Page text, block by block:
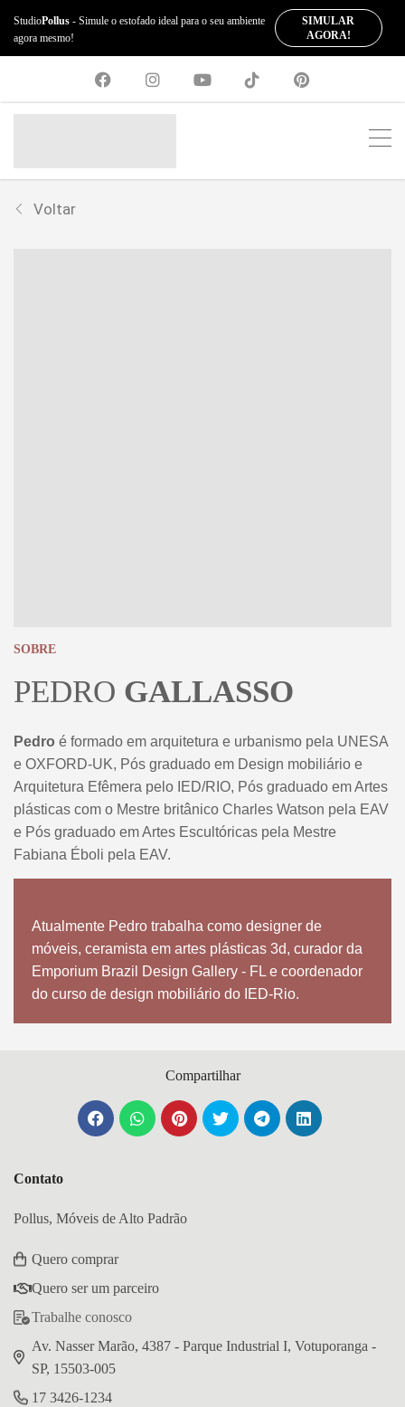
StudioPollus - Simule o estofado ideal para o seu ambiente
agora mesmo!
SIMULAR
AGORA!
Voltar
SOBRE
PEDRO GALLASSO
Pedro é formado em arquitetura e urbanismo pela UNESA
e OXFORD-UK, Pós graduado em Design mobiliário e
Arquitetura Efêmera pelo IED/RIO, Pós graduado em Artes
plásticas com o Mestre britânico Charles Watson pela EAV
e Pós graduado em Artes Escultóricas pela Mestre
Fabiana Éboli pela EAV.
Atualmente Pedro trabalha como designer de
móveis, ceramista em artes plásticas 3d, curador da
Emporium Brazil Design Gallery - FL e coordenador
do curso de design mobiliário do IED-Rio.
Compartilhar
Contato
Pollus, Móveis de Alto Padrão
Quero comprar
Quero ser um parceiro
Trabalhe conosco
Av. Nasser Marão, 4387 - Parque Industrial I, Votuporanga -
SP, 15503-005
17 3426-1234